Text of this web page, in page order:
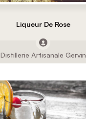
Liqueur De Rose
Distillerie Artisanale Gervin